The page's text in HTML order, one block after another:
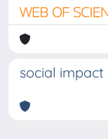
social impact